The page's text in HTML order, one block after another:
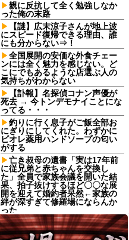
親に反抗して全く勉強しなか
った俺の末路
【謎】広末涼子さんが地上波
にスピード復帰できる理由、誰
にも分からない⇒！
全国展開の安価な外食チェー
ンには全く魅力を感じない。ど
こにでもあるような店選ぶ人の
気持ちがわからない
【訃報】名探偵コナン声優が
死去 → 今トンデモナイことにな
ってる・・・
釣りに行く息子がご飯全部お
にぎりにしてくれた。わずかに
ビオレ薬用ハンドソープの匂い
がする
亡き叔母の遺書「実は17年前
に従兄弟と赤ちゃんを交換し
た」全員で家族会議を開いた結
果、拍子抜けするほど〇〇な展
開を迎えて婚約者呆然←家族の
絆が深すぎて修羅場にならんか
った
パートの面接で号泣しながら
「ここもダメだったらもう食べ